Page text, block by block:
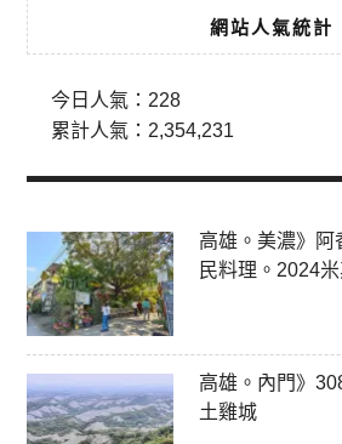
網站人氣統計
今日人氣： 228
累計人氣： 2,354,231
高雄。美濃》阿
民料理。2024
高雄。內門》
土雞城